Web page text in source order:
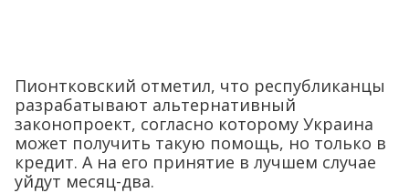
Пионтковский отметил, что республиканцы
разрабатывают альтернативный
законопроект, согласно которому Украина
может получить такую помощь, но только в
кредит. А на его принятие в лучшем случае
уйдут месяц-два.